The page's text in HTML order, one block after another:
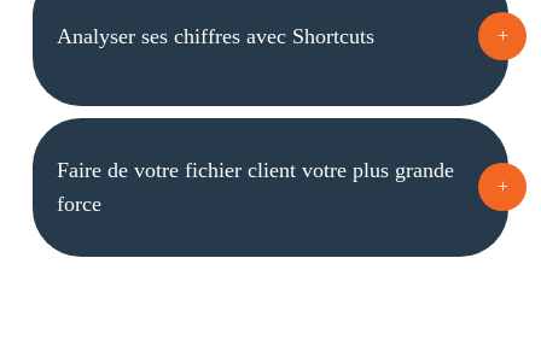
Analyser ses chiffres avec Shortcuts +
Faire de votre fichier client votre plus grande
force
+